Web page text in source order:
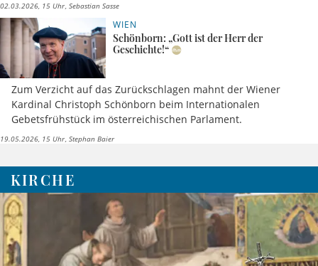
02.03.2026, 15 Uhr Sebastian Sasse
WIEN
Schönborn: „Gott ist der Herr der
Geschichte!“
Zum Verzicht auf das Zurückschlagen mahnt der Wiener
Kardinal Christoph Schönborn beim Internationalen
Gebetsfrühstück im österreichischen Parlament.
19.05.2026, 15 Uhr Stephan Baier
KIRCHE